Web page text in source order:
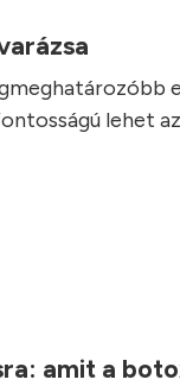
lehet
amit a